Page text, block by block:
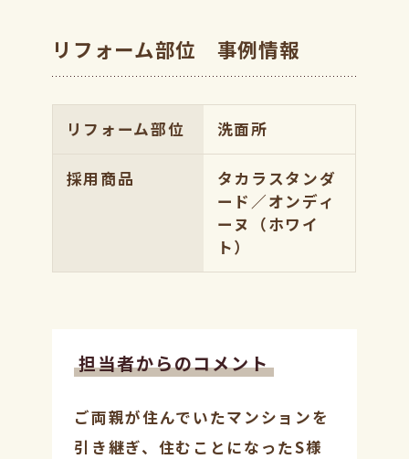
リフォーム部位 事例情報
リフォーム部位 洗面所
採用商品
タカラスタンダ
ード／オンディ
ーヌ（ホワイ
ト）
担当者からのコメント
ご両親が住んでいたマンションを
引き継ぎ、住むことになったS様